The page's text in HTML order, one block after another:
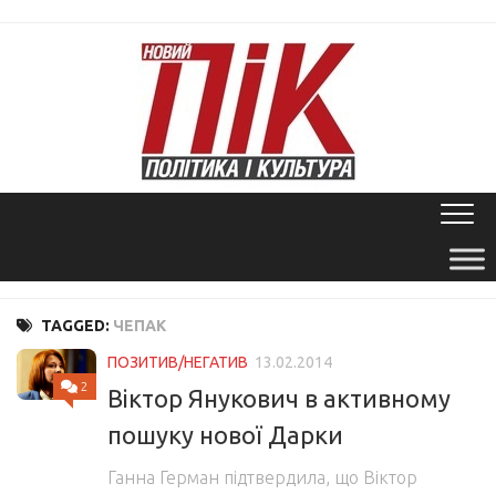
TAGGED: ЧЕПАК
2
ПОЗИТИВ/НЕГАТИВ 13.02.2014
Віктор Янукович в активному
пошуку нової Дарки
Ганна Герман підтвердила, що Віктор